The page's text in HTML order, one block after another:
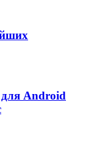
Android